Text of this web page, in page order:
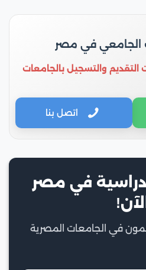
الجامعي في مصر
التقديم والتسجيل بالجامعات
اتصل بنا
في مصر
الآن!
في الجامعات المصرية